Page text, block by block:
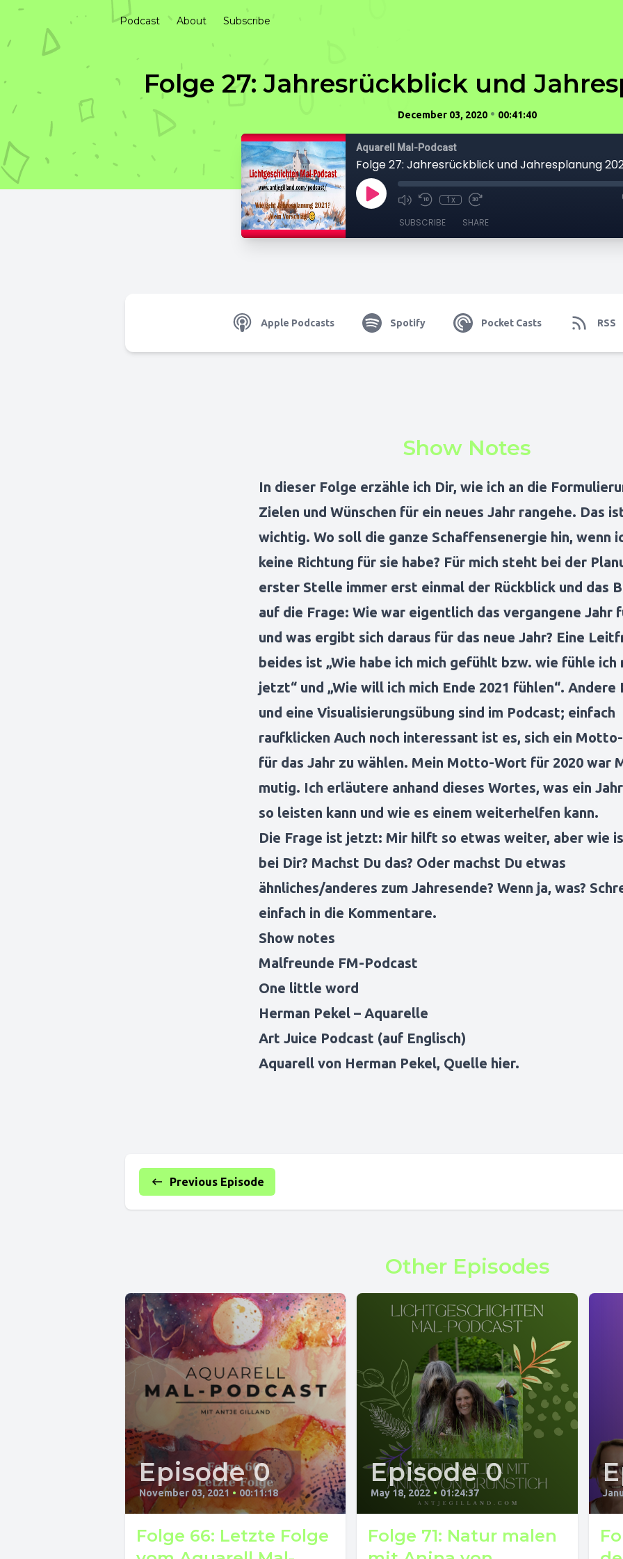
Podcast About Subscribe
Folge 27: Jahresrückblick und
December 03, 2020 • 00:41:40
Aquarell Mal-Podcast
Folge 27: Jahresrückblick und Jahresplanung
1x
SUBSCRIBE SHARE
Apple Podcasts Spotify Pocket Casts RSS
Show Notes
In dieser Folge erzähle ich Dir, wie ich an die
Zielen und Wünschen für ein neues Jahr rangehe. Das
wichtig. Wo soll die ganze Schaffensenergie hin, wenn
keine Richtung für sie habe? Für mich steht bei der
erster Stelle immer erst einmal der Rückblick und das
auf die Frage: Wie war eigentlich das vergangene Jahr
und was ergibt sich daraus für das neue Jahr? Eine
beides ist „Wie habe ich mich gefühlt bzw. wie fühle ich
jetzt“ und „Wie will ich mich Ende 2021 fühlen“. Andere
und eine Visualisierungsübung sind im Podcast; einfach
raufklicken Auch noch interessant ist es, sich ein
für das Jahr zu wählen. Mein Motto-Wort für 2020 war
mutig. Ich erläutere anhand dieses Wortes, was ein
so leisten kann und wie es einem weiterhelfen kann.
Die Frage ist jetzt: Mir hilft so etwas weiter, aber wie
bei Dir? Machst Du das? Oder machst Du etwas
ähnliches/anderes zum Jahresende? Wenn ja, was?
einfach in die Kommentare.
Show notes
Malfreunde FM-Podcast
One little word
Herman Pekel – Aquarelle
Art Juice Podcast (auf Englisch)
Aquarell von Herman Pekel, Quelle hier.
Previous Episode
Other Episodes
Episode 0
November 03, 2021 • 00:11:18
Folge 66: Letzte Folge
Episode 0
May 18, 2022 • 01:24:37
Folge 71: Natur malen